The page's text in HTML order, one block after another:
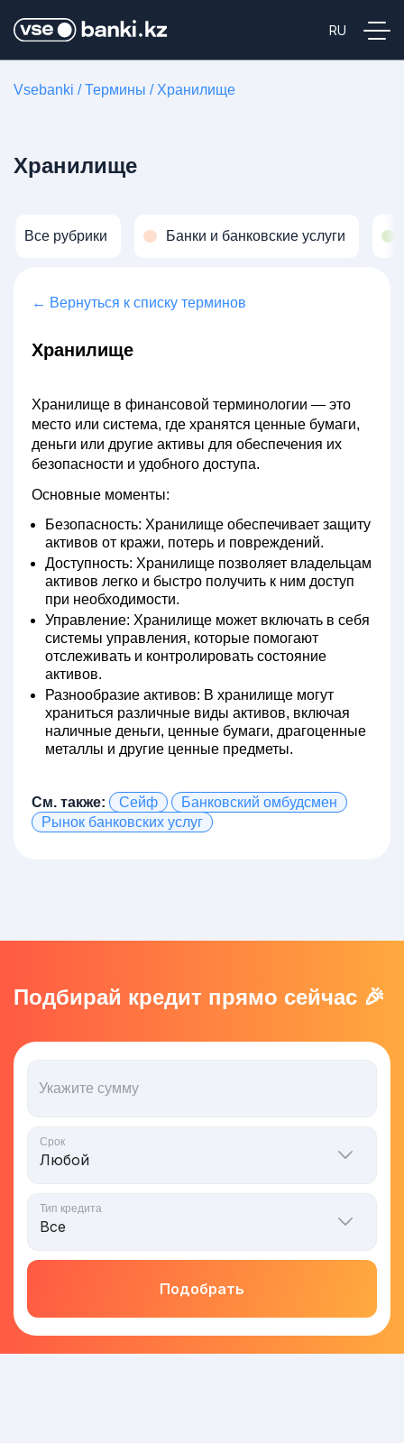
Vsebanki /Термины / Хранилище
Хранилище
Все рубрики Банки и банковские услуги
← Вернуться к списку терминов
Хранилище
Хранилище в финансовой терминологии — это
место или система, где хранятся ценные бумаги,
деньги или другие активы для обеспечения их
безопасности и удобного доступа.
Основные моменты:
Безопасность: Хранилище обеспечивает защиту
активов от кражи, потерь и повреждений.
Доступность: Хранилище позволяет владельцам
активов легко и быстро получить к ним доступ
при необходимости.
Управление: Хранилище может включать в себя
системы управления, которые помогают
отслеживать и контролировать состояние
активов.
Разнообразие активов: В хранилище могут
храниться различные виды активов, включая
наличные деньги, ценные бумаги, драгоценные
металлы и другие ценные предметы.
См. также: Сейф
Банковский омбудсмен
Рынок банковских услуг
Подбирай кредит прямо сейчас 🎉
Укажите сумму
Срок
Тип кредита
Подобрать